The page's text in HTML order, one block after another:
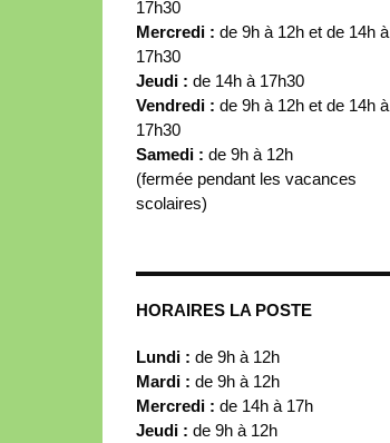
17h30
Mercredi : de 9h à 12h et de 14h à
17h30
Jeudi : de 14h à 17h30
Vendredi : de 9h à 12h et de 14h à
17h30
Samedi : de 9h à 12h
(fermée pendant les vacances
scolaires)
HORAIRES LA POSTE
Lundi : de 9h à 12h
Mardi : de 9h à 12h
Mercredi : de 14h à 17h
Jeudi : de 9h à 12h